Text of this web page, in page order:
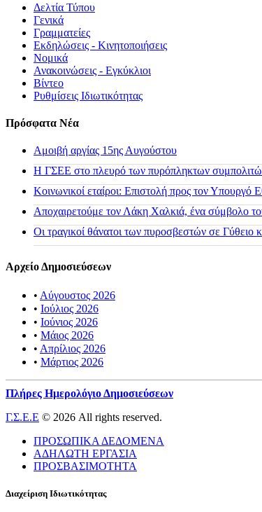
Δελτία Τύπου
Γενικά
Γραμματείες
Εκδηλώσεις - Κινητοποιήσεις
Νομικά
Ανακοινώσεις - Εγκύκλιοι
Βίντεο
Ρυθμίσεις Ιδιωτικότητας
Πρόσφατα Νέα
Αμοιβή αργίας 15ης Αυγούστου
H ΓΣΕΕ στο πλευρό των πυρόπληκτων
Κοινωνικοί εταίροι: Επιστολή προς τον
Αποχαιρετούμε τον Λάκη Χαλκιά, ένα σύμβολο
Οι τραγικοί θάνατοι των πυροσβεστών σε Γύθειο
Αρχείο Δημοσιεύσεων
• Αύγουστος 2026
• Ιούλιος 2026
• Ιούνιος 2026
• Μάιος 2026
• Απρίλιος 2026
• Μάρτιος 2026
Πλήρες Ημερολόγιο Δημοσιεύσεων
Γ.Σ.Ε.Ε © 2026 All rights reserved.
ΠΡΟΣΩΠΙΚΑ ΔΕΔΟΜΕΝΑ
ΑΔΗΛΩΤΗ ΕΡΓΑΣΙΑ
ΠΡΟΣΒΑΣΙΜΟΤΗΤΑ
Διαχείριση Ιδιωτικότητας